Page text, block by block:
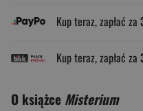
Kup teraz, zapłać za
Kup teraz, zapłać za
O książce Misterium